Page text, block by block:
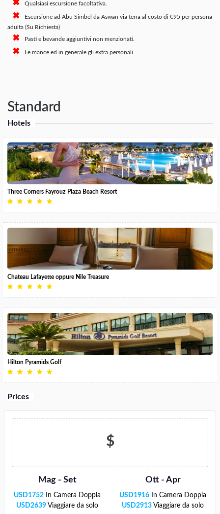
Qualsiasi escursione facoltativa.
Escursione ad Abu Simbel da Aswan via terra al costo di €95 per persona
adulta (Su Richiesta)
Pasti e bevande aggiuntivi non menzionati.
Le mance ed in generale gli extra personali
Standard
Hotels
Three Corners Fayrouz Plaza Beach Resort
Chateau Lafayette oppure Nile Treasure
Hilton Pyramids Golf
Prices
$
Mag - Set
USD1752 In Camera Doppia
USD2639 Viaggiare da solo
Ott - Apr
USD1916 In Camera Doppia
USD2913 Viaggiare da solo